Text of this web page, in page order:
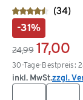
(34)
-31%
24,99 17,00
30-Tage-Bestpreis:
inkl. MwSt.zzgl.